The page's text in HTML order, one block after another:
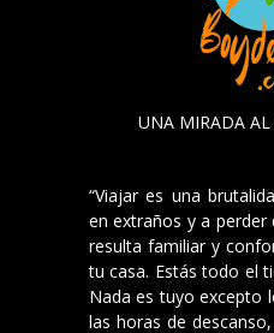
UNA MIRADA AL
“Viajar es una
en extraños y a
resulta familiar y
tu casa. Estás todo el
Nada es tuyo excepto
las horas de